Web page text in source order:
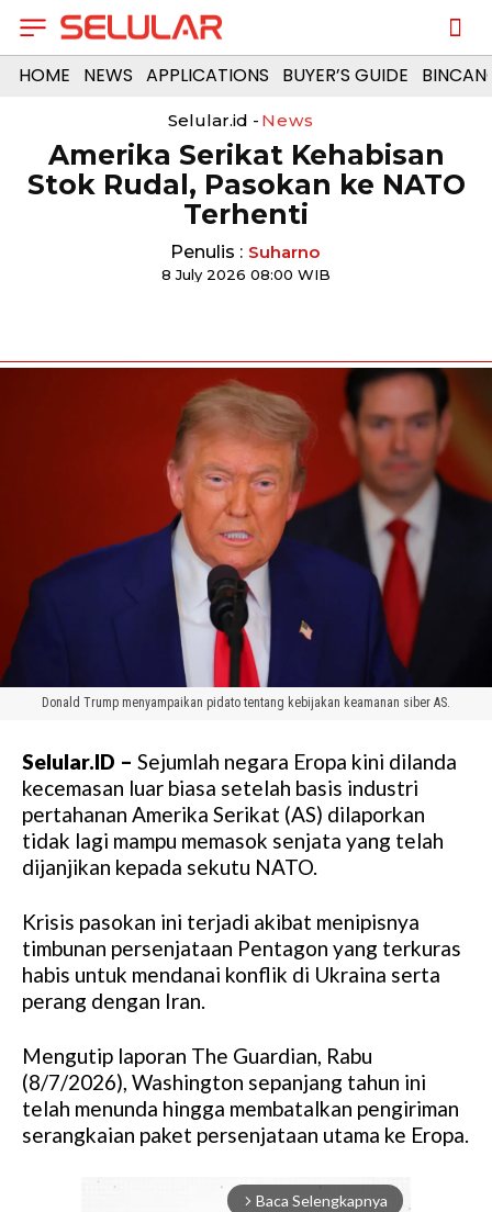
HOME NEWS APPLICATIONS BUYER’S GUIDE
Selular.id - News
Amerika Serikat Kehabisan
Stok Rudal, Pasokan ke NATO
Terhenti
Penulis : Suharno
8 July 2026 08:00 WIB
Donald Trump menyampaikan pidato tentang kebijakan keamanan siber AS.
Selular.ID – Sejumlah negara Eropa kini dilanda
kecemasan luar biasa setelah basis industri
pertahanan Amerika Serikat (AS) dilaporkan
tidak lagi mampu memasok senjata yang telah
dijanjikan kepada sekutu NATO.
Krisis pasokan ini terjadi akibat menipisnya
timbunan persenjataan Pentagon yang terkuras
habis untuk mendanai konflik di Ukraina serta
perang dengan Iran.
Mengutip laporan The Guardian, Rabu
(8/7/2026), Washington sepanjang tahun ini
telah menunda hingga membatalkan pengiriman
serangkaian paket persenjataan utama ke Eropa.
arrow_forward_ios Baca Selengkapnya